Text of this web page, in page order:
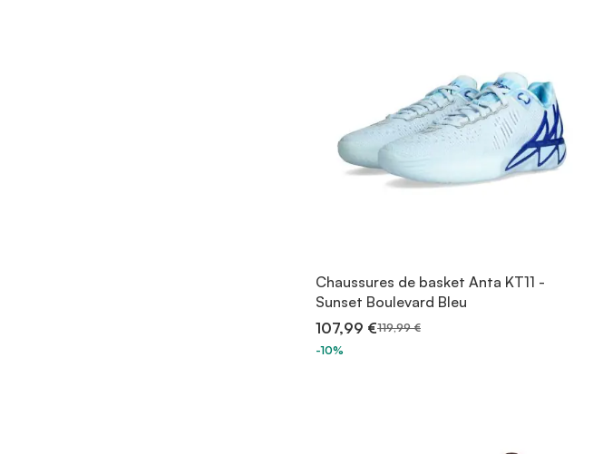
Chaussures de basket Anta KT11 -
Sunset Boulevard Bleu
107,99 €119,99 €
-10%